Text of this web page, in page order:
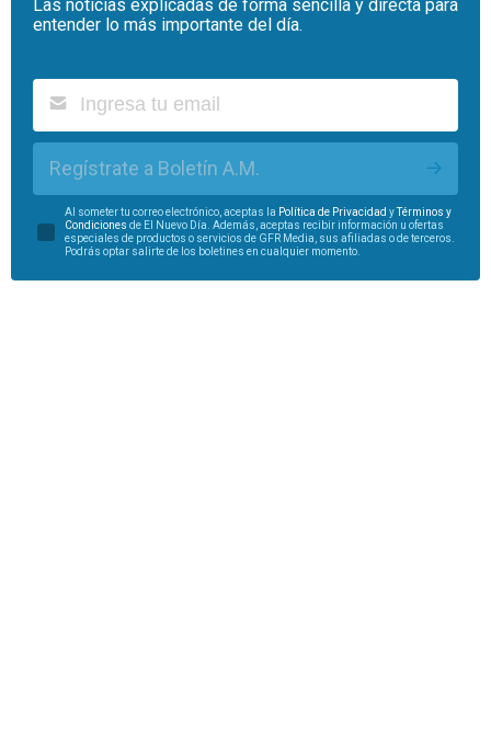
Las noticias explicadas de forma sencilla y directa para
entender lo más importante del día.
Regístrate a Boletín A.M.
Al someter tu correo electrónico, aceptas la Política de Privacidad yTérminos y
Condiciones de El Nuevo Día. Además, aceptas recibir información u ofertas
especiales de productos o servicios de GFR Media, sus afiliadas o de terceros.
Podrás optar salirte de los boletines en cualquier momento.